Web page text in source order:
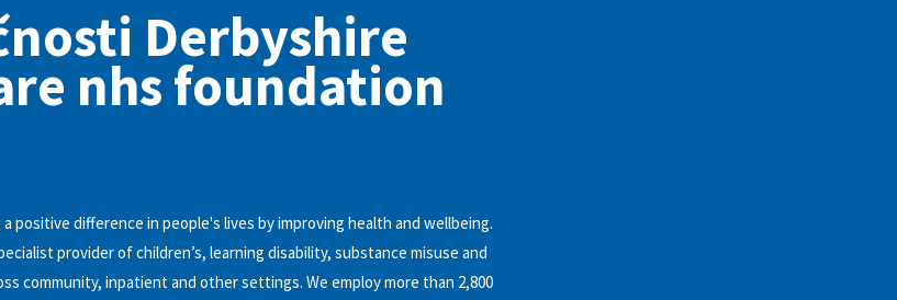
Derbyshire
nhs foundation
positive difference in people's lives by improving health and wellbeing.
provider of children’s, learning disability, substance misuse and
community, inpatient and other settings. We employ more than 2,800